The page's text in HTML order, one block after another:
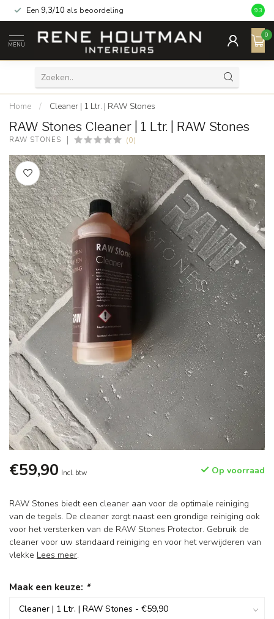
Een 9,3/10 als beoordeling 9.3
MENU
0
Home / Cleaner | 1 Ltr. | RAW Stones
RAW Stones Cleaner | 1 Ltr. | RAW Stones
RAW STONES (0)
€59,90 Incl. btw Op voorraad
RAW Stones biedt een cleaner aan voor de optimale reiniging
van de tegels. De cleaner zorgt naast een grondige reiniging ook
voor het versterken van de RAW Stones Protector. Gebruik de
cleaner voor uw standaard reiniging en voor het verwijderen van
vlekke Lees meer.
Maak een keuze: *